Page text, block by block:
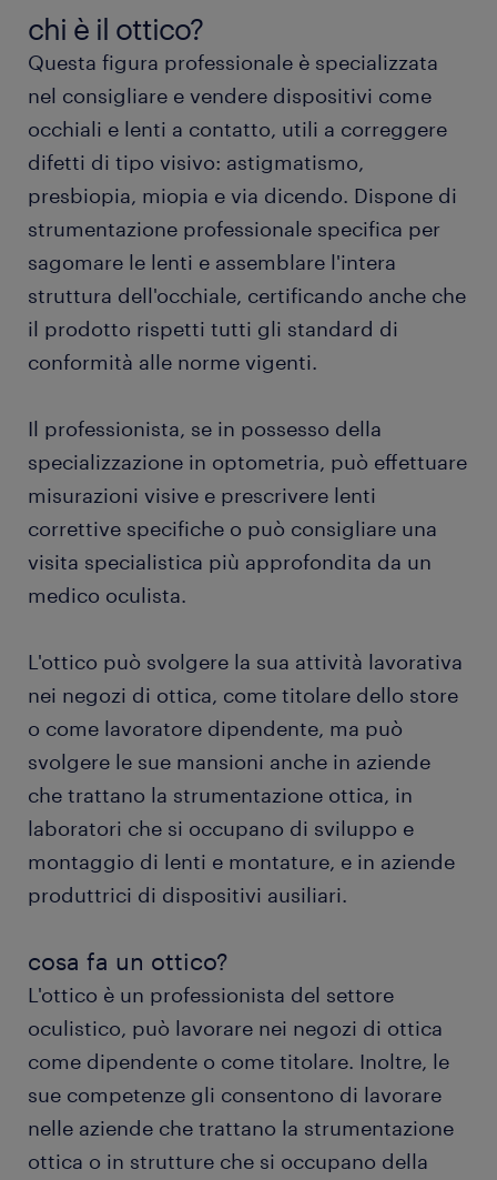
ottico stipendio
tipi di ottico
lavorare come ottico
istruzione e competenze
FAQ sul lavoro come ottico
chi è il ottico?
Questa figura professionale è specializzata
nel consigliare e vendere dispositivi come
occhiali e lenti a contatto, utili a correggere
difetti di tipo visivo: astigmatismo,
presbiopia, miopia e via dicendo. Dispone di
strumentazione professionale specifica per
sagomare le lenti e assemblare l'intera
struttura dell'occhiale, certificando anche che
il prodotto rispetti tutti gli standard di
conformità alle norme vigenti.
Il professionista, se in possesso della
specializzazione in optometria, può effettuare
misurazioni visive e prescrivere lenti
correttive specifiche o può consigliare una
visita specialistica più approfondita da un
medico oculista.
L'ottico può svolgere la sua attività lavorativa
nei negozi di ottica, come titolare dello store
o come lavoratore dipendente, ma può
svolgere le sue mansioni anche in aziende
che trattano la strumentazione ottica, in
laboratori che si occupano di sviluppo e
montaggio di lenti e montature, e in aziende
produttrici di dispositivi ausiliari.
cosa fa un ottico?
L'ottico è un professionista del settore
oculistico, può lavorare nei negozi di ottica
come dipendente o come titolare. Inoltre, le
sue competenze gli consentono di lavorare
nelle aziende che trattano la strumentazione
ottica o in strutture che si occupano della